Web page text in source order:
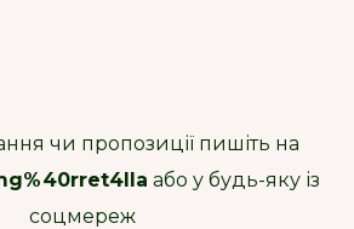
чи пропозиції пишіть на
або у будь-яку із
соцмереж